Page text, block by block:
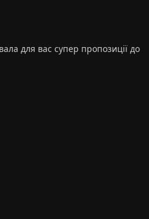
для вас супер пропозиції до